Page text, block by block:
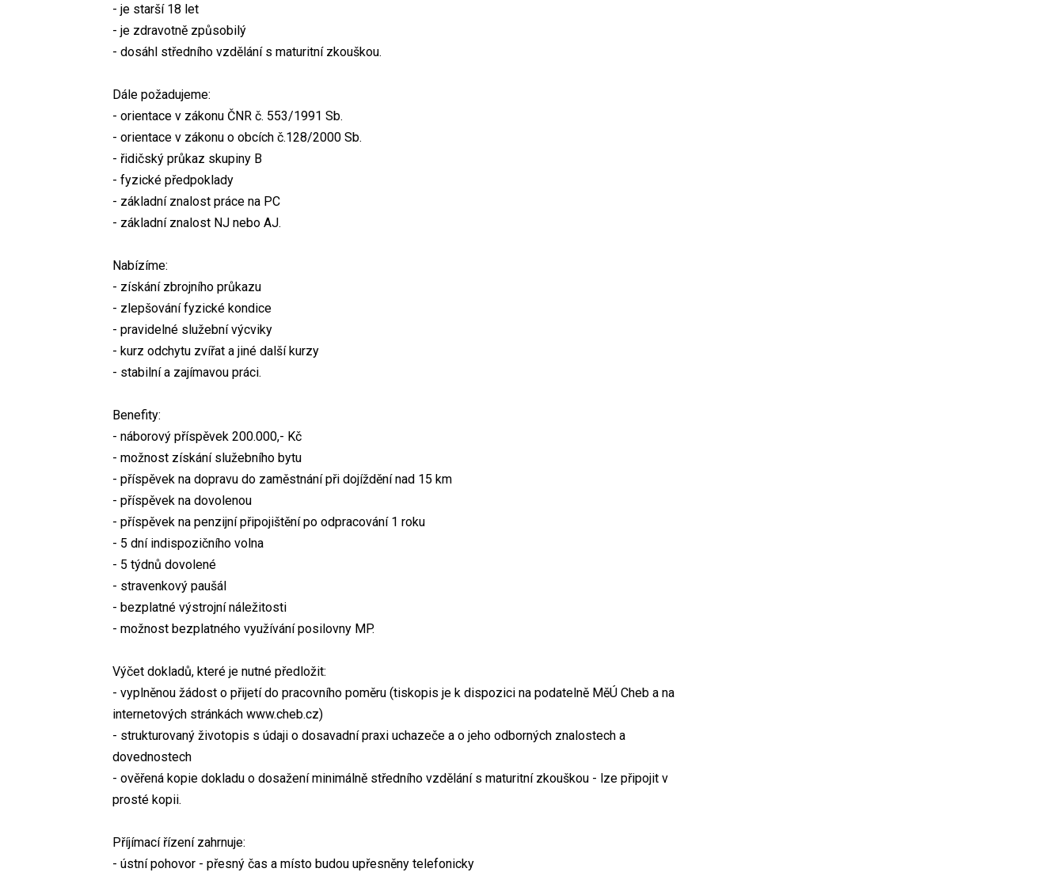
- je starší 18 let
- je zdravotně způsobilý
- dosáhl středního vzdělání s maturitní zkouškou.
Dále požadujeme:
- orientace v zákonu ČNR č. 553/1991 Sb.
- orientace v zákonu o obcích č.128/2000 Sb.
- řidičský průkaz skupiny B
- fyzické předpoklady
- základní znalost práce na PC
- základní znalost NJ nebo AJ.
Nabízíme:
- získání zbrojního průkazu
- zlepšování fyzické kondice
- pravidelné služební výcviky
- kurz odchytu zvířat a jiné další kurzy
- stabilní a zajímavou práci.
Benefity:
- náborový příspěvek 200.000,- Kč
- možnost získání služebního bytu
- příspěvek na dopravu do zaměstnání při dojíždění nad 15 km
- příspěvek na dovolenou
- příspěvek na penzijní připojištění po odpracování 1 roku
- 5 dní indispozičního volna
- 5 týdnů dovolené
- stravenkový paušál
- bezplatné výstrojní náležitosti
- možnost bezplatného využívání posilovny MP.
Výčet dokladů, které je nutné předložit:
- vyplněnou žádost o přijetí do pracovního poměru (tiskopis je k dispozici na podatelně MěÚ Cheb a na
internetových stránkách www.cheb.cz)
- strukturovaný životopis s údaji o dosavadní praxi uchazeče a o jeho odborných znalostech a
dovednostech
- ověřená kopie dokladu o dosažení minimálně středního vzdělání s maturitní zkouškou - lze připojit v
prosté kopii.
Příjímací řízení zahrnuje:
- ústní pohovor - přesný čas a místo budou upřesněny telefonicky